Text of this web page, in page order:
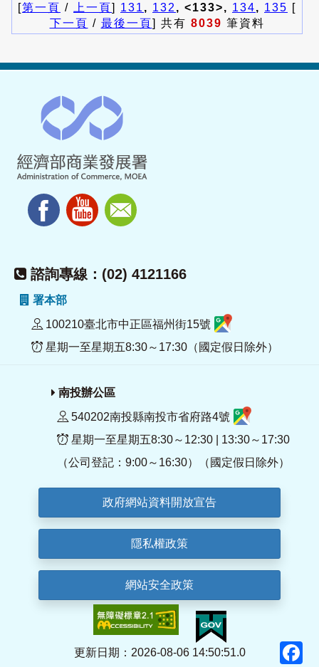
[第一頁 / 上一頁] 131 , 132 , <133>, 134, 135 [
下一頁 / 最後一頁] 共有 8039 筆資料
諮詢專線：(02) 4121166
署本部
100210臺北市中正區福州街15號
星期一至星期五8:30～17:30（國定假日除外）
南投辦公區
540202南投縣南投市省府路4號
星期一至星期五8:30～12:30 | 13:30～17:30
（公司登記：9:00～16:30）（國定假日除外）
政府網站資料開放宣告
隱私權政策
網站安全政策
更新日期：2026-08-06 14:50:51.0